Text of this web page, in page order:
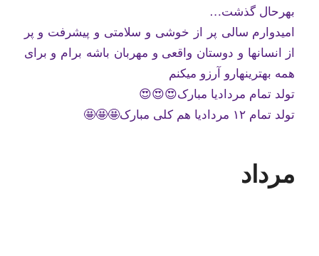
بهرحال گذشت…
امیدوارم سالی پر از خوشی و سلامتی و پیشرفت و پر
از انسانها و دوستان واقعی و مهربان باشه برام و برای
همه بهترینهارو آرزو میکنم
تولد تمام مردادیا مبارک😍😍😍
تولد تمام ۱۲ مردادیا هم کلی مبارک🤩🤩🤩
مرداد